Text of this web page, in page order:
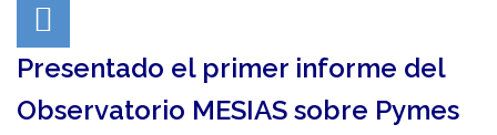
Presentado el primer informe del
Observatorio MESIAS sobre Pymes